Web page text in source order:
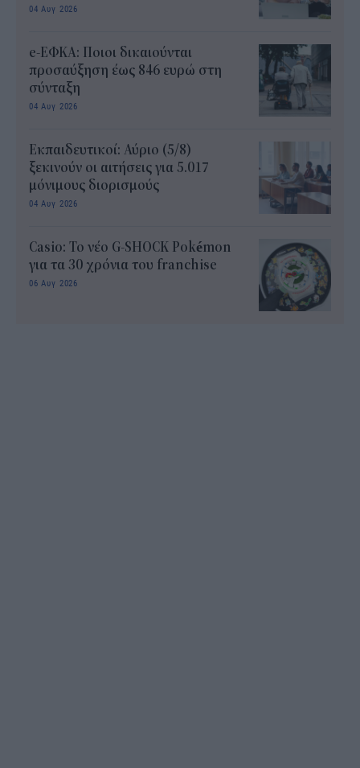
04 Αυγ 2026
e-ΕΦΚΑ: Ποιοι δικαιούνται
προσαύξηση έως 846 ευρώ στη
σύνταξη
04 Αυγ 2026
Εκπαιδευτικοί: Αύριο (5/8)
ξεκινούν οι αιτήσεις για 5.017
μόνιμους διορισμούς
04 Αυγ 2026
Casio: Το νέο G-SHOCK Pokémon
για τα 30 χρόνια του franchise
06 Αυγ 2026